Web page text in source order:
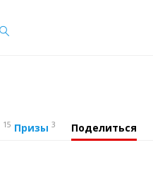
15 Призы 3 Поделиться